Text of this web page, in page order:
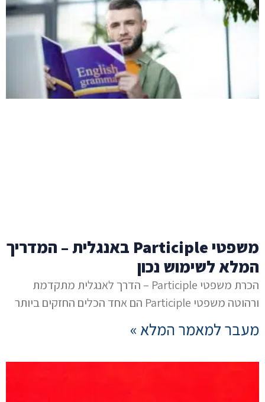
משפטי Participle באנגלית – המדריך
המלא לשימוש נכון
הכרת משפטי Participle – הדרך לאנגלית מתקדמת
ורהוטה משפטי Participle הם אחד הכלים החזקים ביותר
מעבר למאמר המלא »